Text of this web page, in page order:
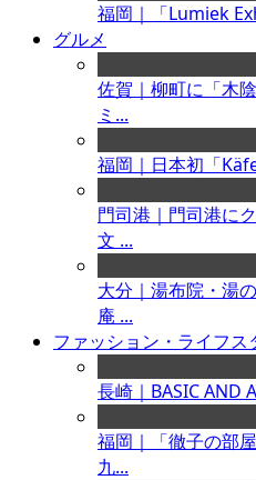
福岡｜「Lumiek
グルメ
佐賀｜柳町に「木
ミ...
福岡｜日本初「
門司港｜門司港に
文 ...
大分｜湯布院・湯
庵 ...
ファッション・ライフス
長崎｜BASIC AND
福岡｜「徹子の部
九...